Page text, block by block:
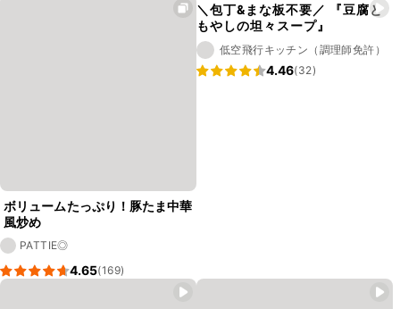
ボリュームたっぷり！豚たま中華
風炒め
PATTIE◎
4.65(169)
＼包丁&まな板不要／ 『豆腐と
もやしの坦々スープ』
低空飛行キッチン（調理師免許）
4.46(32)